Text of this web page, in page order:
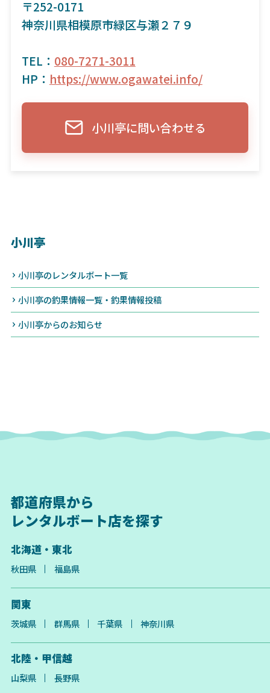
〒252-0171
神奈川県相模原市緑区与瀬２７９
TEL： 080-7271-3011
HP： https://www.ogawatei.info/
小川亭に問い合わせる
小川亭
小川亭のレンタルボート一覧
小川亭の釣果情報一覧・釣果情報投稿
小川亭からのお知らせ
都道府県から
レンタルボート店を探す
北海道・東北
秋田県 福島県
関東
茨城県 群馬県 千葉県 神奈川県
北陸・甲信越
山梨県 長野県